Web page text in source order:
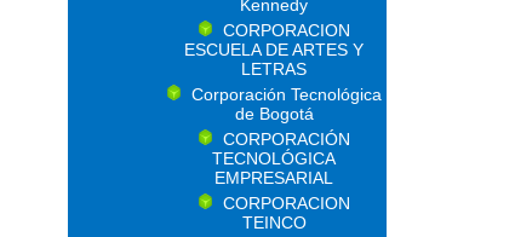
Kennedy
CORPORACION
ESCUELA DE ARTES Y
LETRAS
Corporación Tecnológica
de Bogotá
CORPORACIÓN
TECNOLÓGICA
EMPRESARIAL
CORPORACION
TEINCO